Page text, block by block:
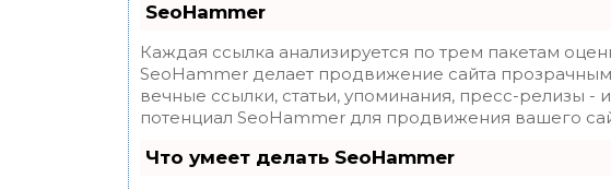
SeoHammer
Каждая ссылка анализируется по трем пакетам
SeoHammer делает продвижение сайта
вечные ссылки, статьи, упоминания, пресс-релизы -
потенциал SeoHammer для продвижения вашего
Что умеет делать SeoHammer